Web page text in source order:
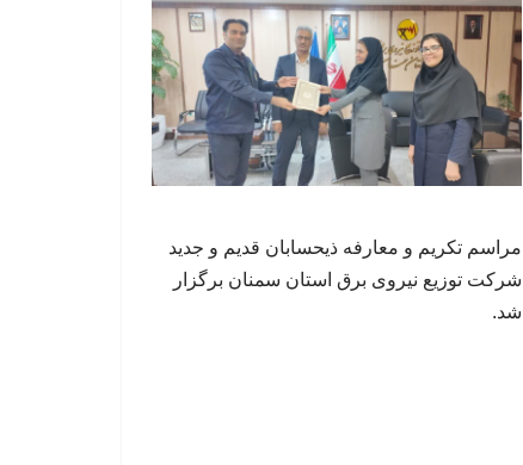
مراسم تکریم و معارفه ذیحسابان قدیم و جدید
شرکت توزیع نیروی برق استان سمنان برگزار
شد.